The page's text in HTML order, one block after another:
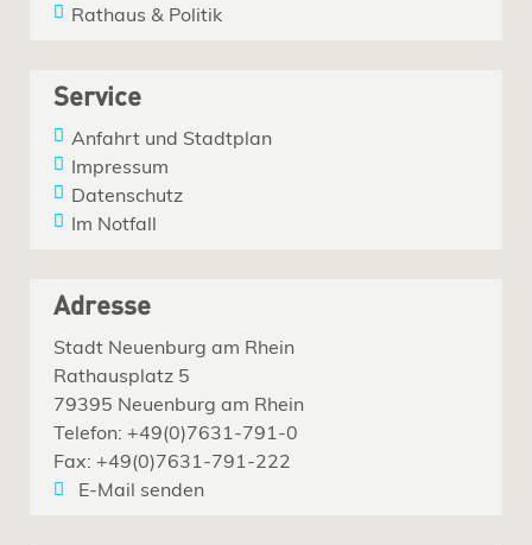
Rathaus & Politik
Service
Anfahrt und Stadtplan
Impressum
Datenschutz
Im Notfall
Adresse
Stadt Neuenburg am Rhein
Rathausplatz 5
79395 Neuenburg am Rhein
Telefon: +49(0)7631-791-0
Fax: +49(0)7631-791-222
E-Mail senden